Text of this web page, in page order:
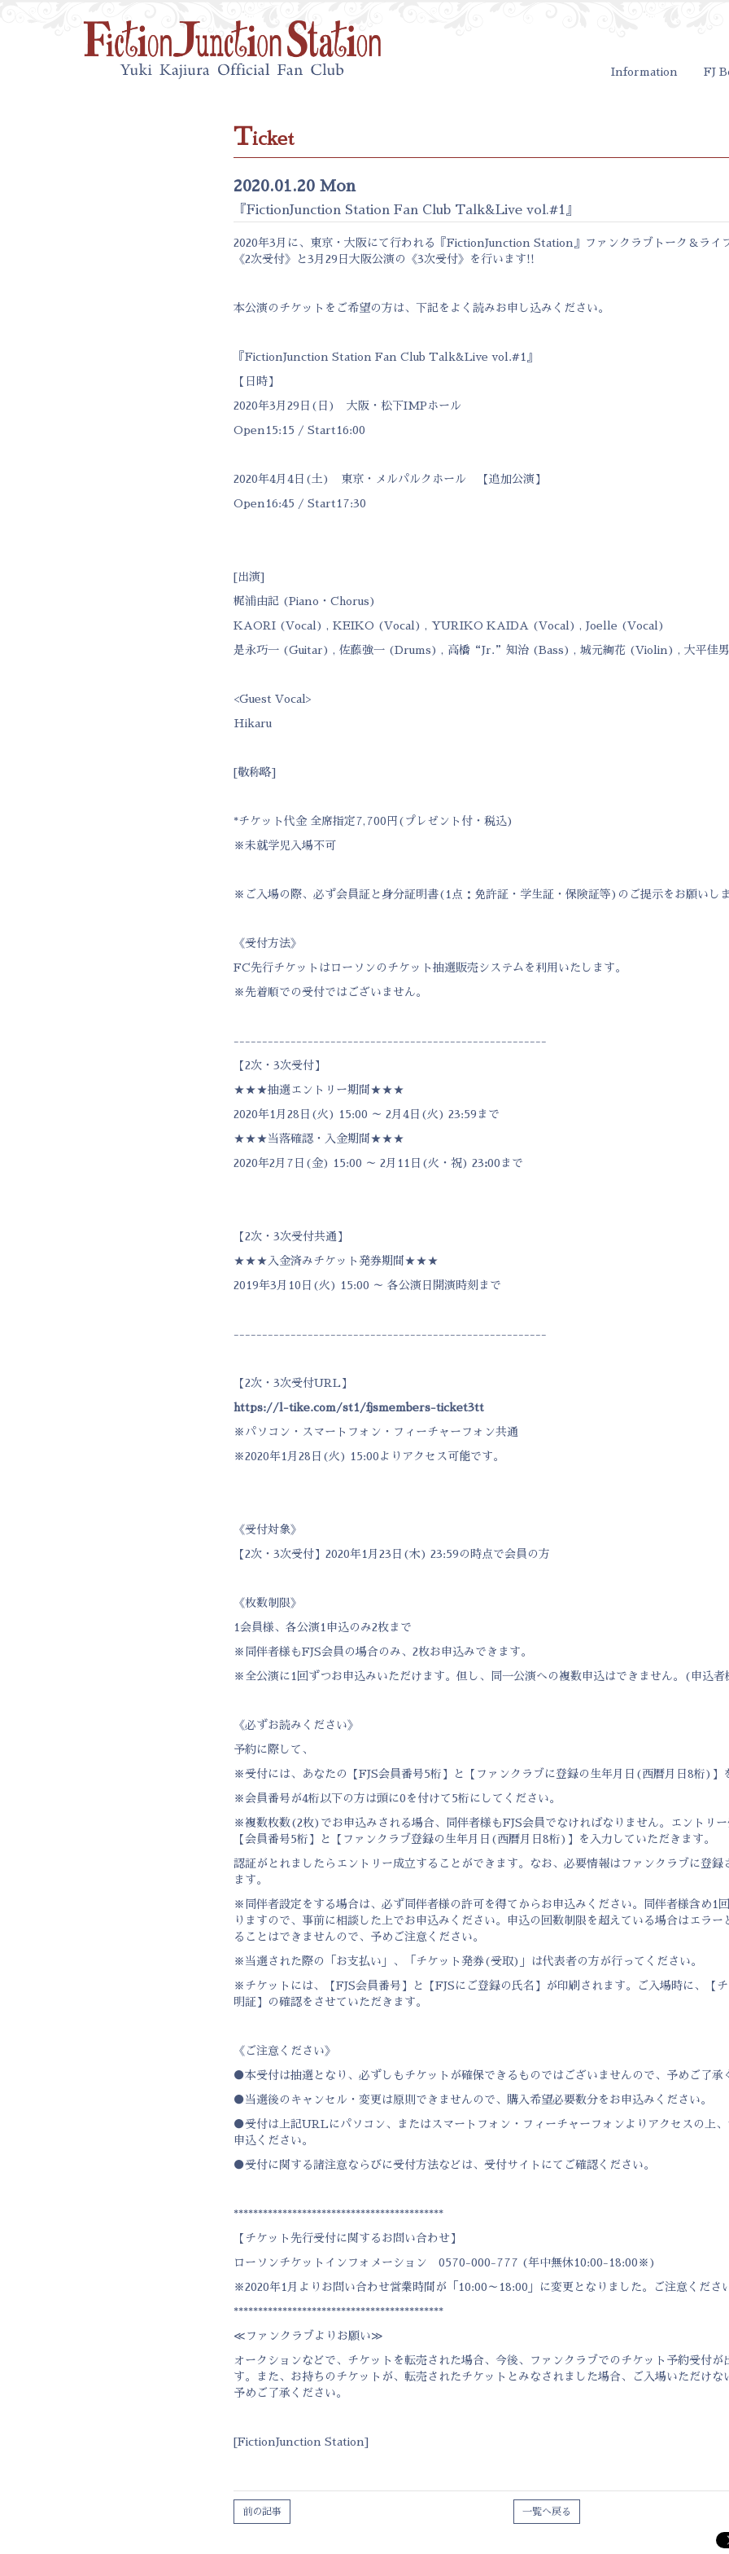
Information FJ
Ticket
2020.01.20 Mon
『FictionJunction Station Fan Club Talk&Live vol.#1』
2020年3月に、東京・大阪にて行われる『FictionJunction Station』ファンクラブトーク＆ライ
《2次受付》と3月29日大阪公演の《3次受付》を行います!!
本公演のチケットをご希望の方は、下記をよく読みお申し込みください。
『FictionJunction Station Fan Club Talk&Live vol.#1』
【日時】
2020年3月29日(日) 大阪・松下IMPホール
Open15:15 / Start16:00
2020年4月4日(土) 東京・メルパルクホール 【追加公演】
Open16:45 / Start17:30
[出演]
梶浦由記 (Piano・Chorus)
KAORI (Vocal) , KEIKO (Vocal) , YURIKO KAIDA (Vocal) , Joelle (Vocal)
是永巧一 (Guitar) , 佐藤強一 (Drums) , 高橋“Jr.”知治 (Bass) , 城元絢花 (Violin) , 大平佳
<Guest Vocal>
Hikaru
[敬称略]
*チケット代金 全席指定7,700円(プレゼント付・税込)
※未就学児入場不可
※ご入場の際、必ず会員証と身分証明書(1点：免許証・学生証・保険証等)のご提示をお願いし
《受付方法》
FC先行チケットはローソンのチケット抽選販売システムを利用いたします。
※先着順での受付ではございません。
-------------------------------------------------------
【2次・3次受付】
★★★抽選エントリー期間★★★
2020年1月28日(火) 15:00 ～ 2月4日(火) 23:59まで
★★★当落確認・入金期間★★★
2020年2月7日(金) 15:00 ～ 2月11日(火・祝) 23:00まで
【2次・3次受付共通】
★★★入金済みチケット発券期間★★★
2019年3月10日(火) 15:00 ～ 各公演日開演時刻まで
-------------------------------------------------------
【2次・3次受付URL】
https://l-tike.com/st1/fjsmembers-ticket3tt
※パソコン・スマートフォン・フィーチャーフォン共通
※2020年1月28日(火) 15:00よりアクセス可能です。
《受付対象》
【2次・3次受付】2020年1月23日(木) 23:59の時点で会員の方
《枚数制限》
1会員様、各公演1申込のみ2枚まで
※同伴者様もFJS会員の場合のみ、2枚お申込みできます。
※全公演に1回ずつお申込みいただけます。但し、同一公演への複数申込はできません。(申込
《必ずお読みください》
予約に際して、
※受付には、あなたの【FJS会員番号5桁】と【ファンクラブに登録の生年月日(西暦月日8桁)】
※会員番号が4桁以下の方は頭に0を付けて5桁にしてください。
※複数枚数(2枚)でお申込みされる場合、同伴者様もFJS会員でなければなりません。エントリ
【会員番号5桁】と【ファンクラブ登録の生年月日(西暦月日8桁)】を入力していただきます。
認証がとれましたらエントリー成立することができます。なお、必要情報はファンクラブに登録
ます。
※同伴者設定をする場合は、必ず同伴者様の許可を得てからお申込みください。同伴者様含め1
りますので、事前に相談した上でお申込みください。申込の回数制限を超えている場合はエラー
ることはできませんので、予めご注意ください。
※当選された際の「お支払い」、「チケット発券(受取)」は代表者の方が行ってください。
※チケットには、【FJS会員番号】と【FJSにご登録の氏名】が印刷されます。ご入場時に、【
明証】の確認をさせていただきます。
《ご注意ください》
●本受付は抽選となり、必ずしもチケットが確保できるものではございませんので、予めご了承
●当選後のキャンセル・変更は原則できませんので、購入希望必要数分をお申込みください。
●受付は上記URLにパソコン、またはスマートフォン・フィーチャーフォンよりアクセスの上
申込ください。
●受付に関する諸注意ならびに受付方法などは、受付サイトにてご確認ください。
*******************************************
【チケット先行受付に関するお問い合わせ】
ローソンチケットインフォメーション 0570-000-777 (年中無休10:00-18:00※)
※2020年1月よりお問い合わせ営業時間が「10:00～18:00」に変更となりました。ご注意くださ
*******************************************
≪ファンクラブよりお願い≫
オークションなどで、チケットを転売された場合、今後、ファンクラブでのチケット予約受付が
す。また、お持ちのチケットが、転売されたチケットとみなされました場合、ご入場いただけな
予めご了承ください。
[FictionJunction Station]
一覧へ戻る
前の記事